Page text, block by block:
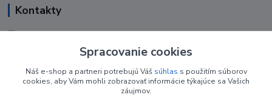
Kontakty
+421 948 050 205
nechtovyobchodik@gmail.com
Spracovanie cookies
Náš e-shop a partneri potrebujú Váš súhlas s použitím súborov
cookies, aby Vám mohli zobrazovať informácie týkajúce sa Vašich
záujmov.